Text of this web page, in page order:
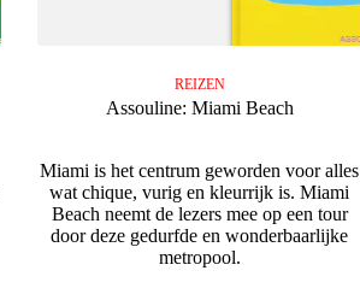
REIZEN
Assouline: Miami Beach
Miami is het centrum geworden voor alles
wat chique, vurig en kleurrijk is. Miami
Beach neemt de lezers mee op een tour
door deze gedurfde en wonderbaarlijke
metropool.